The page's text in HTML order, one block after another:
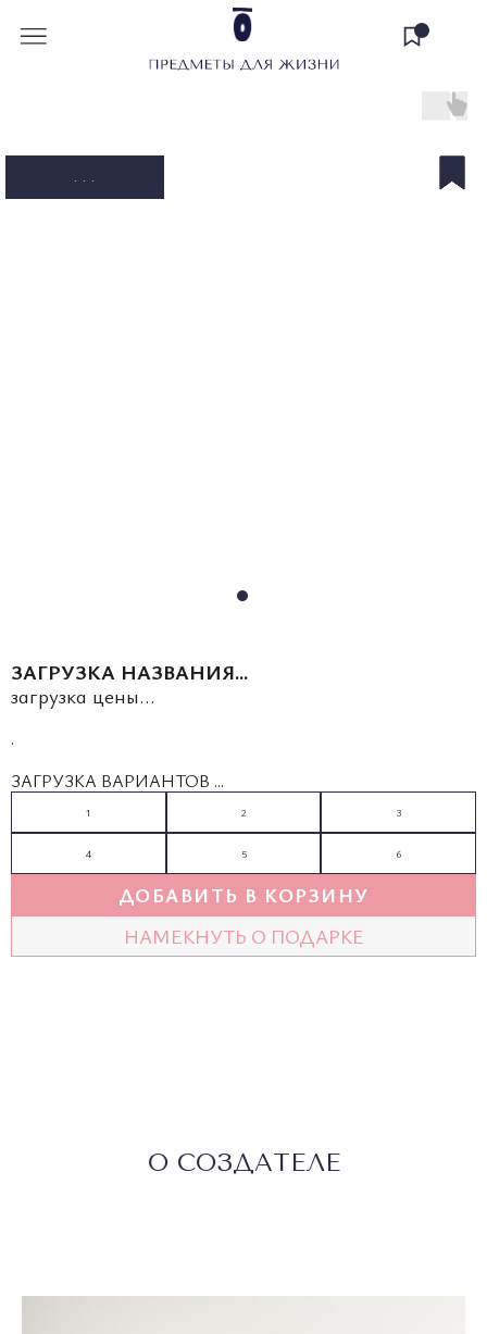
ЗАГРУЗКА НАЗВАНИЯ...
загрузка цены...
.
ЗАГРУЗКА ВАРИАНТОВ ...
1 2 3
4 5 6
ДОБАВИТЬ В КОРЗИНУ
НАМЕКНУТЬ О ПОДАРКЕ
О СОЗДАТЕЛЕ